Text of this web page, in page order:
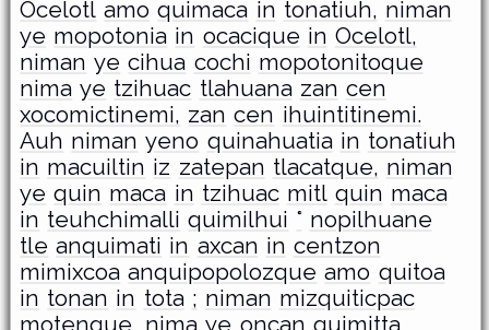
Ocelotl amo quimaca in tonatiuh, niman
ye mopotonia in ocacique in Ocelotl,
niman ye cihua cochi mopotonitoque
nima ye tzihuac tlahuana zan cen
xocomictinemi, zan cen ihuintitinemi.
Auh niman yeno quinahuatia in tonatiuh
in macuiltin iz zatepan tlacatque, niman
ye quin maca in tzihuac mitl quin maca
in teuhchimalli quimilhui ° nopilhuane
tle anquimati in axcan in centzon
mimixcoa anquipopolozque amo quitoa
in tonan in tota ; niman mizquiticpac
motenque, nima ye oncan quimitta,